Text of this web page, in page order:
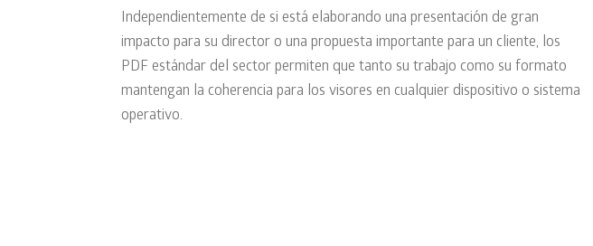
Independientemente de si está elaborando una presentación de gran
impacto para su director o una propuesta importante para un cliente, los
PDF estándar del sector permiten que tanto su trabajo como su formato
mantengan la coherencia para los visores en cualquier dispositivo o sistema
operativo.